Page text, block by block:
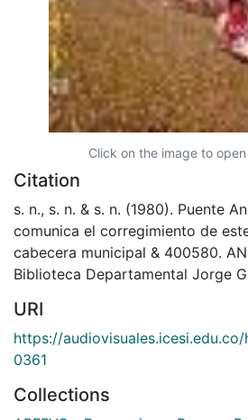
Click on the image to
Citation
s. n., s. n. & s. n. (1980). Puente
comunica el corregimiento de
cabecera municipal & 400580.
Biblioteca Departamental Jorge
URI
https://
0361
Collections